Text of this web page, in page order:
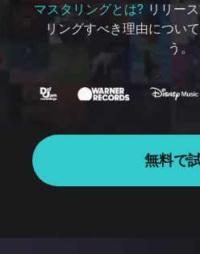
マスタリングとは? リリー
リングすべき理由につい
う。
無料で